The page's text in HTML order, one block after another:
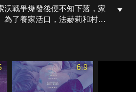
沃戰爭爆發後便不知下落，家
為了養家活口，法赫莉和村裡
主。法赫莉不僅得努力維持
看好她的整個社區。 6.9